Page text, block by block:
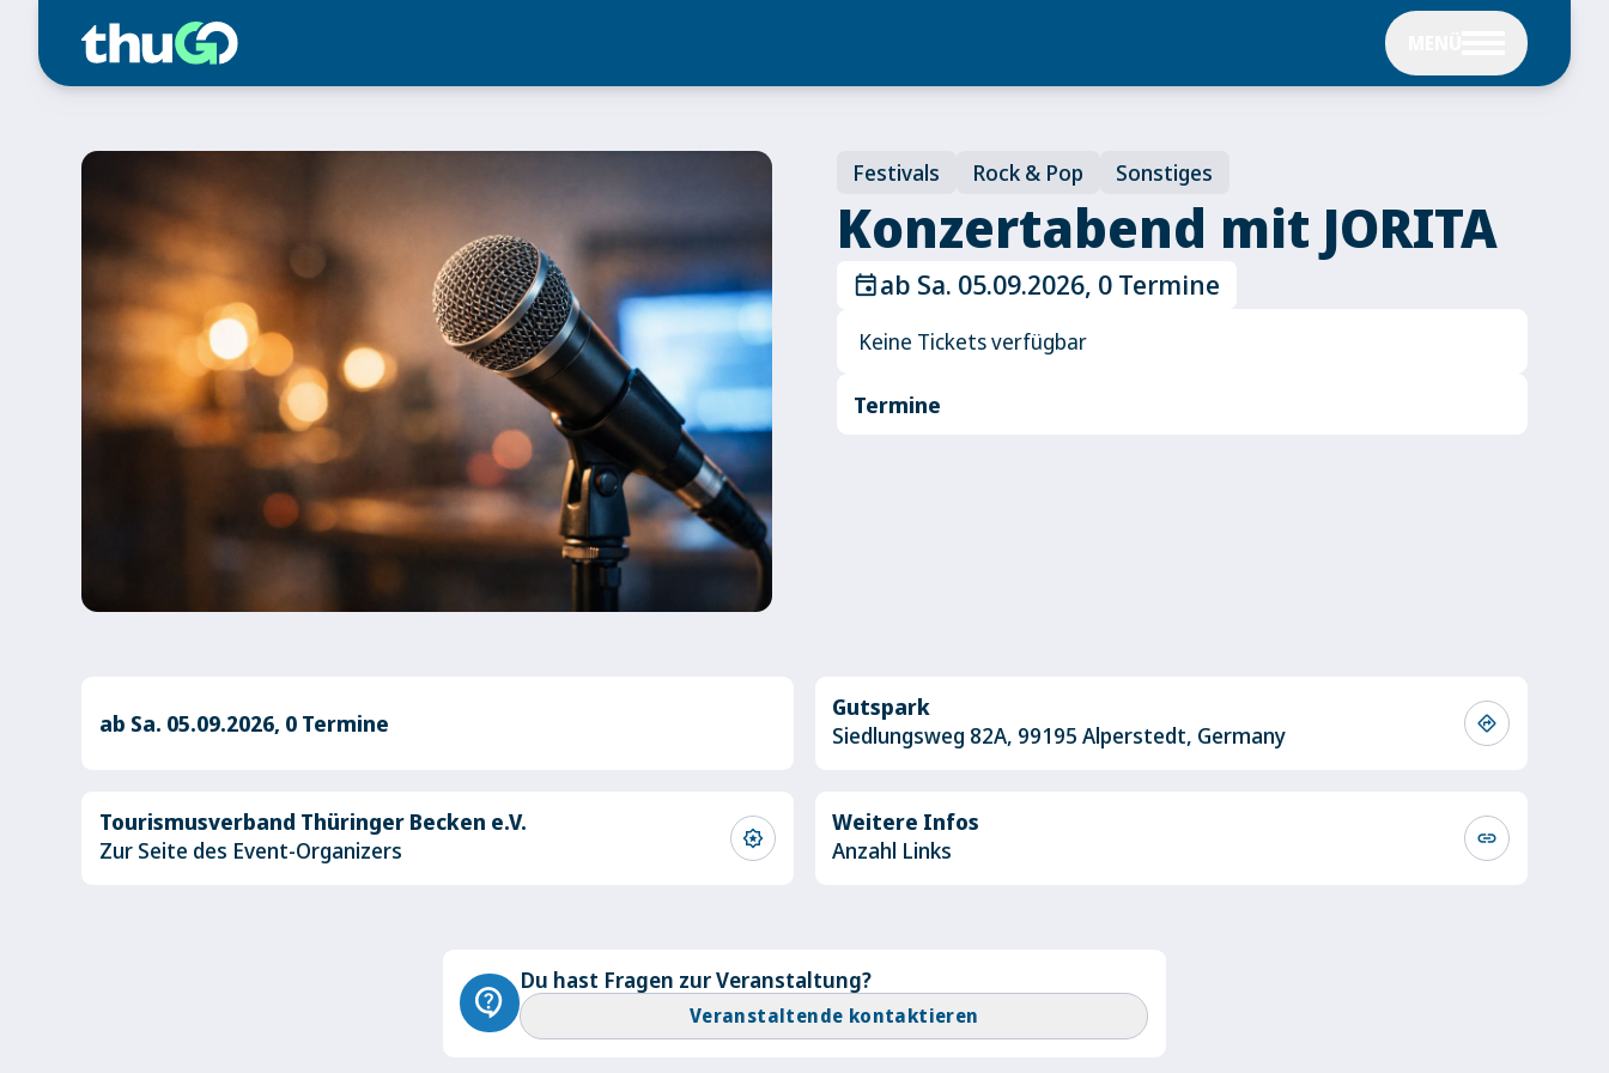
Festivals Rock & Pop Sonstiges
Konzertabend mit JORITA
eventab Sa. 05.09.2026, 0 Termine
Keine Tickets verfügbar
Termine
ab Sa. 05.09.2026, 0 Termine
Gutspark
Siedlungsweg 82A, 99195 Alperstedt, Germany
directions
Tourismusverband Thüringer Becken e.V.
Zur Seite des Event-Organizers
award_star
Weitere Infos
Anzahl Links
link
contact_support Du hast Fragen zur Veranstaltung?
Veranstaltende kontaktieren